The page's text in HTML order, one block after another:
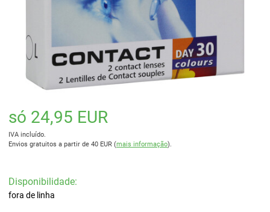
só 24,95 EUR
IVA incluído.
Envios gratuitos a partir de 40 EUR (mais informação).
Disponibilidade:
fora de linha